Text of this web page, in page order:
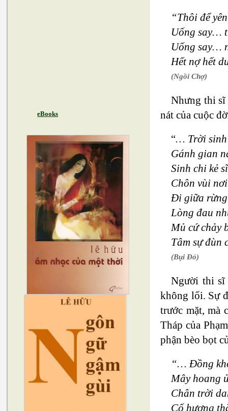
eBooks
“Thôi để
Uống say…
Uống say…
Hết nợ hết
(Ngồi Chợ)
Nhưng thi sĩ
nát của cuộc
“… Trời sinh
Gánh gian
Sinh chi kẻ
Chôn vùi
Đi giữa rừng
Lòng đau
Mủ cứ chảy
Tâm sự
(Bụi Đỏ)
Người thi sĩ
không lối. Sự
trước mặt, mà
Tháp của
phận bèo bọt
“… Đồng
Mây hoang
Chân trời
Cố hương